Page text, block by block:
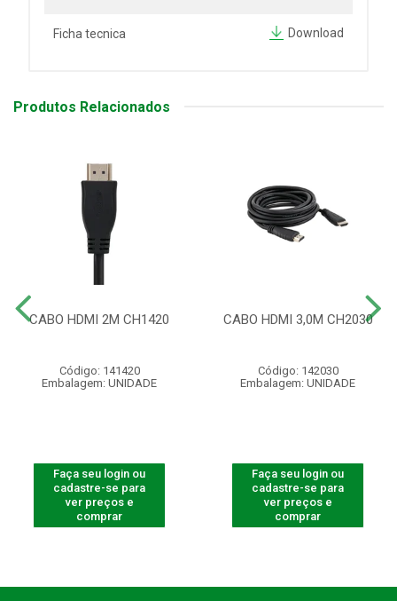
Ficha tecnica Download
Produtos Relacionados
CABO HDMI 2M CH1420
Código: 141420
Embalagem: UNIDADE
Faça seu login ou
cadastre-se para
ver preços e
comprar
CABO HDMI 3,0M CH2030
Código: 142030
Embalagem: UNIDADE
Faça seu login ou
cadastre-se para
ver preços e
comprar